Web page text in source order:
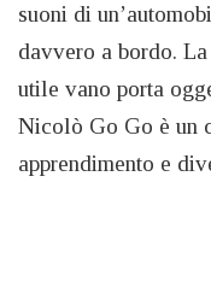
suoni di
davvero a bordo.
utile vano porta
Nicolò Go Go è un
apprendimento e